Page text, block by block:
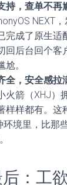
持，查单不再
NEXT
完成了原生适
回后台回个客
。
全，安全感拉
火箭（XHJ）
样样都有。这
境里，比那
：工